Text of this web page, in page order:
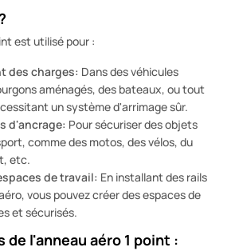
est utilisé pour :
des charges: Dans des véhicules
aménagés, des bateaux, ou tout
un système d'arrimage sûr.
d'ancrage: Pour sécuriser des objets
comme des motos, des vélos, du
etc.
de travail: En installant des rails
vous pouvez créer des espaces de
et sécurisés.
de l'anneau aéro 1 point :